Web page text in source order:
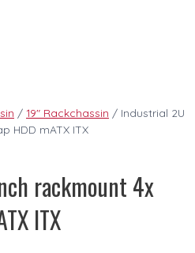
/ 19" Rackchassin / Industrial 2U
HDD mATX ITX
rackmount 4x
ITX